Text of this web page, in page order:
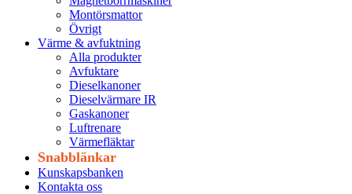
Montörsmattor
Övrigt
Värme & avfuktning
Alla produkter
Avfuktare
Dieselkanoner
Dieselvärmare IR
Gaskanoner
Luftrenare
Värmefläktar
Snabblänkar
Kunskapsbanken
Kontakta oss